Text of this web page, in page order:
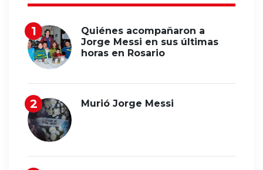
Quiénes acompañaron a
Jorge Messi en sus últimas
horas en Rosario
Murió Jorge Messi